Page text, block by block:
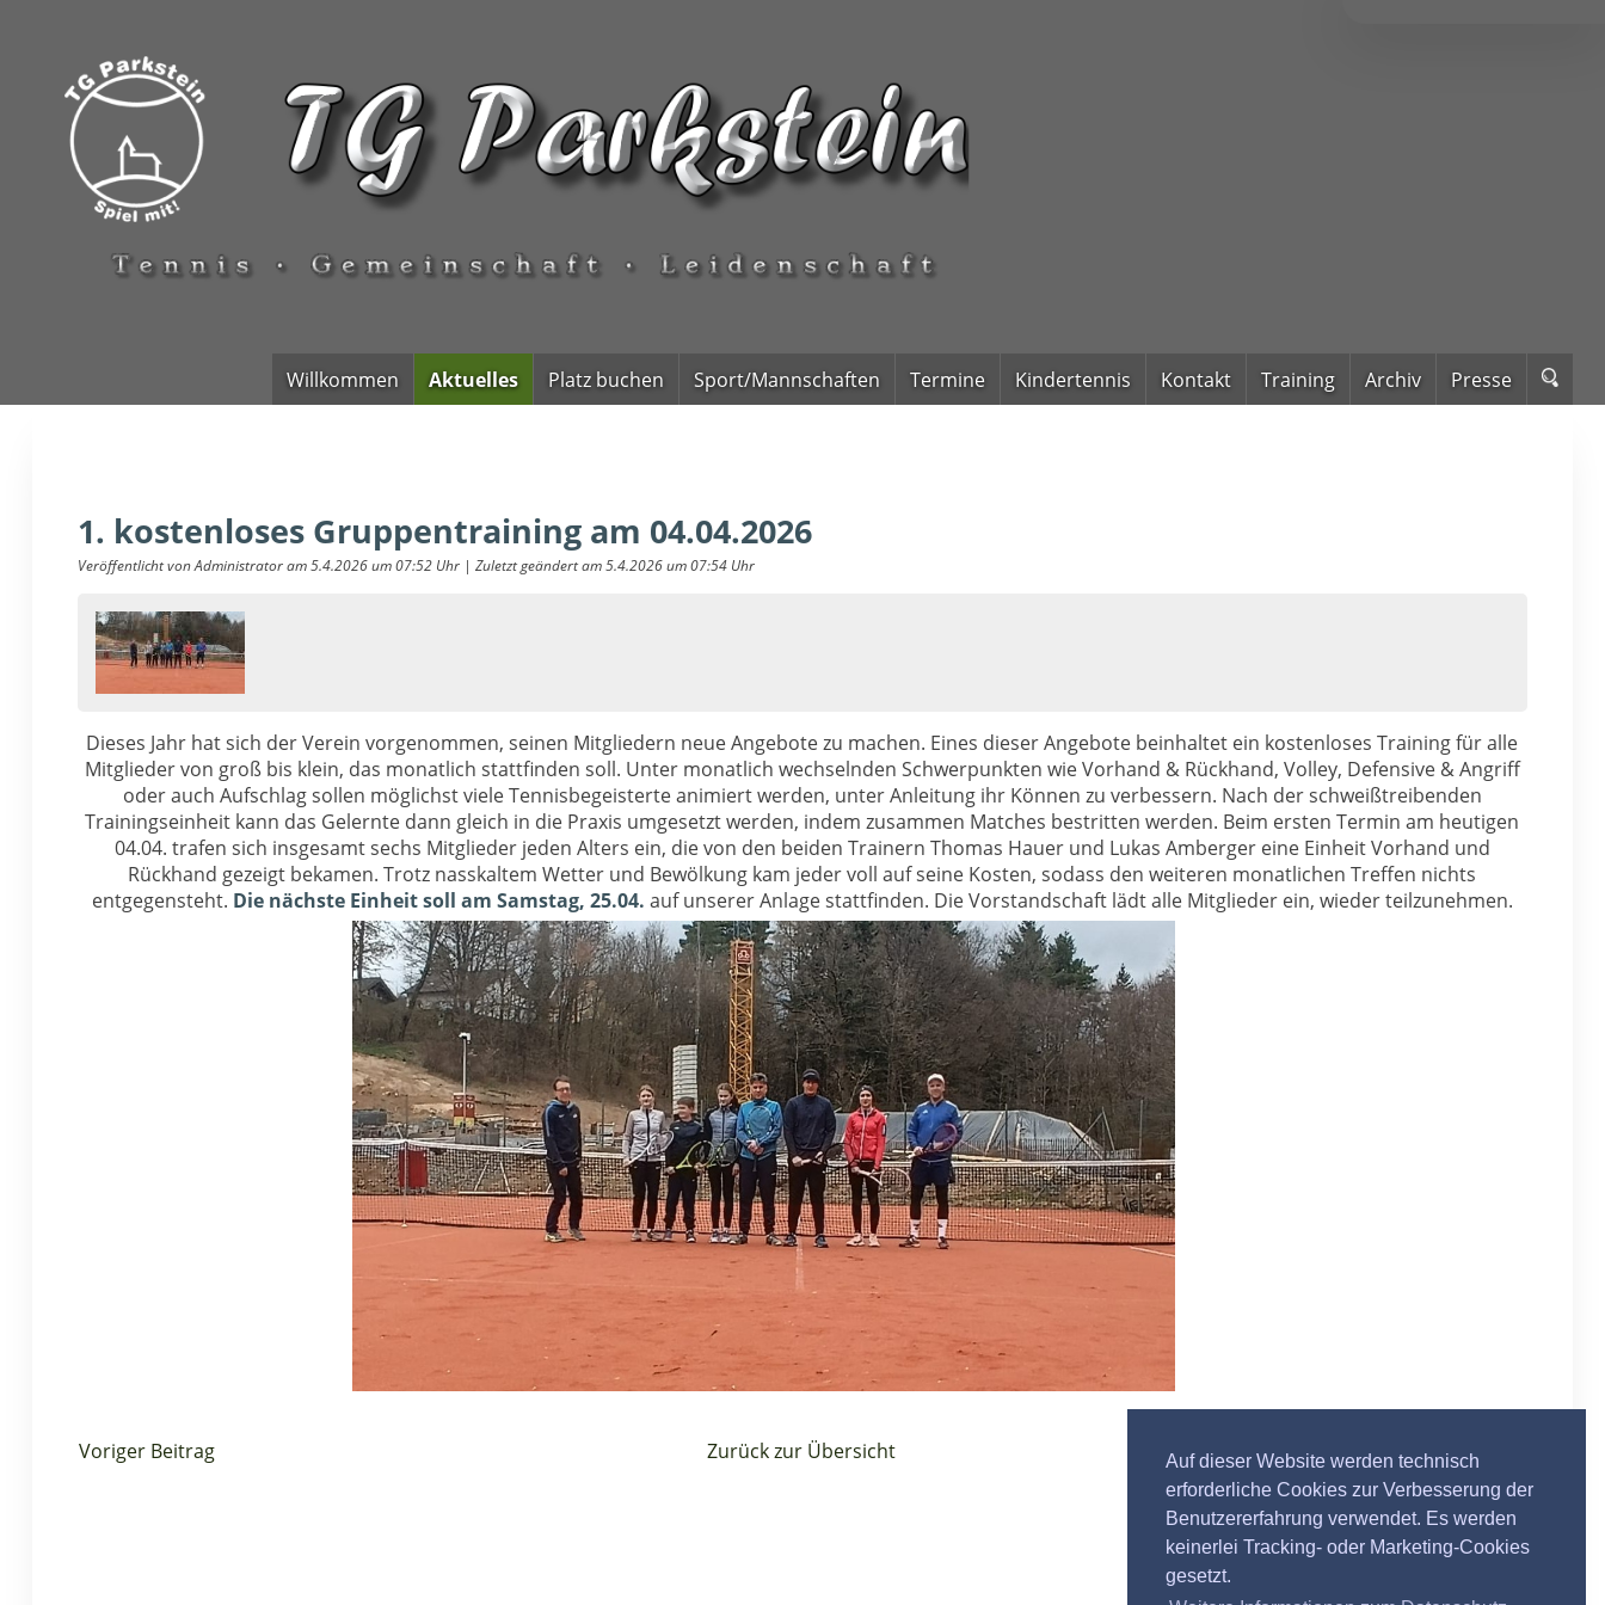
Auf dieser Website werden technisch
erforderliche Cookies zur Verbesserung der
Benutzererfahrung verwendet. Es werden
keinerlei Tracking- oder Marketing-Cookies
gesetzt.
Willkommen Aktuelles Platz buchen Sport/Mannschaften Termine Kindertennis Kontakt Training Archiv Presse
1. kostenloses Gruppentraining am 04.04.2026
Veröffentlicht von Administrator am 5.4.2026 um 07:52 Uhr | Zuletzt geändert am 5.4.2026 um 07:54 Uhr
Dieses Jahr hat sich der Verein vorgenommen, seinen Mitgliedern neue Angebote zu machen. Eines dieser Angebote beinhaltet ein kostenloses Training für alle
Mitglieder von groß bis klein, das monatlich stattfinden soll. Unter monatlich wechselnden Schwerpunkten wie Vorhand & Rückhand, Volley, Defensive & Angriff
oder auch Aufschlag sollen möglichst viele Tennisbegeisterte animiert werden, unter Anleitung ihr Können zu verbessern. Nach der schweißtreibenden
Trainingseinheit kann das Gelernte dann gleich in die Praxis umgesetzt werden, indem zusammen Matches bestritten werden. Beim ersten Termin am heutigen
04.04. trafen sich insgesamt sechs Mitglieder jeden Alters ein, die von den beiden Trainern Thomas Hauer und Lukas Amberger eine Einheit Vorhand und
Rückhand gezeigt bekamen. Trotz nasskaltem Wetter und Bewölkung kam jeder voll auf seine Kosten, sodass den weiteren monatlichen Treffen nichts
entgegensteht. Die nächste Einheit soll am Samstag, 25.04. auf unserer Anlage stattfinden. Die Vorstandschaft lädt alle Mitglieder ein, wieder teilzunehmen.
Voriger Beitrag Zurück zur Übersicht Nächster Beitrag